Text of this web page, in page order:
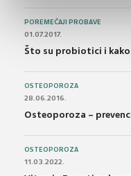
POREMEĆAJI PROBAVE
01.07.2017.
Što su probiotici i
OSTEOPOROZA
28.06.2016.
Osteoporoza –
OSTEOPOROZA
11.03.2022.